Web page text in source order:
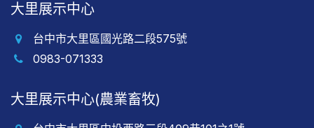
大里展示中心
台中市大里區國光路二段575號
0983-071333
大里展示中心(農業畜牧)